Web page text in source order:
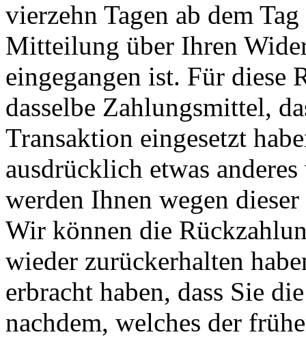
vierzehn Tagen ab dem
Mitteilung über Ihren
eingegangen ist. Für diese
dasselbe Zahlungsmittel,
Transaktion eingesetzt
ausdrücklich etwas
werden Ihnen wegen
Wir können die
wieder zurückerhalten
erbracht haben, dass Sie
nachdem, welches der